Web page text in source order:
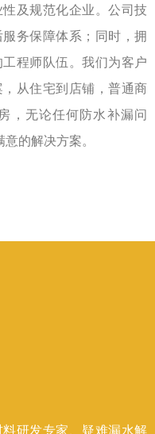
及规范化企业。公司技
务保障体系；同时，拥
程师队伍。我们为客户
从住宅到店铺，普通商
，无论任何防水补漏问
的解决方案。
研发专家、疑难漏水解